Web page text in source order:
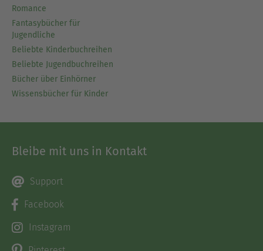
Romance
Fantasybücher für
Jugendliche
Beliebte Kinderbuchreihen
Beliebte Jugendbuchreihen
Bücher über Einhörner
Wissensbücher für Kinder
Bleibe mit uns in Kontakt
Support
Facebook
Instagram